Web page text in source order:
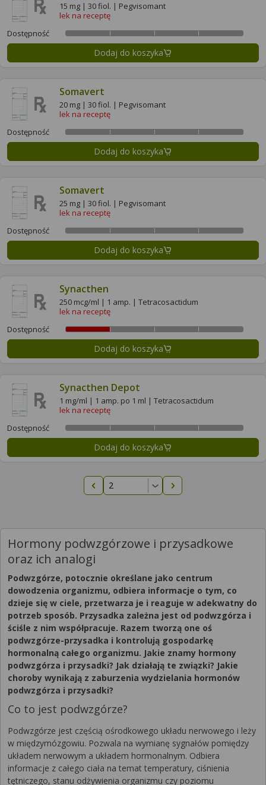
15 mg | 30 fiol. | Pegvisomant
lek na receptę
Dostępność
Dodaj do koszyka
Somavert
20 mg | 30 fiol. | Pegvisomant
lek na receptę
Dostępność
Dodaj do koszyka
Somavert
25 mg | 30 fiol. | Pegvisomant
lek na receptę
Dostępność
Dodaj do koszyka
Synacthen
250 mcg/ml | 1 amp. | Tetracosactidum
lek na receptę
Dostępność
Dodaj do koszyka
Synacthen Depot
1 mg/ml | 1 amp. po 1 ml | Tetracosactidum
lek na receptę
Dostępność
Dodaj do koszyka
Poprzednia strona Następna strona
Hormony podwzgórzowe i przysadkowe
oraz ich analogi
Podwzgórze, potocznie określane jako centrum
dowodzenia organizmu, odbiera informacje o tym, co
dzieje się w ciele, przetwarza je i reaguje w adekwatny do
potrzeb sposób. Przysadka zależna jest od podwzgórza i
ściśle z nim współpracuje. Razem tworzą one oś
podwzgórze-przysadka i kontrolują gospodarkę
hormonalną całego organizmu. Jakie znamy hormony
podwzgórza i przysadki? Jak działają te związki? Jakie
choroby wynikają z zaburzenia wydzielania hormonów
podwzgórza i przysadki?
Co to jest podwzgórze?
Podwzgórze jest częścią ośrodkowego układu nerwowego i leży
w międzymózgowiu. Pozwala na wymianę sygnałów pomiędzy
układem nerwowym a układem hormonalnym. Odbiera
informacje z całego ciała na temat temperatury, ciśnienia
tętniczego, stanu odżywienia organizmu czy poziomu